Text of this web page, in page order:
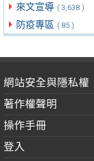
來文宣導 ( 3,638 )
防疫專區 ( 85 )
網站安全與隱私權
著作權聲明
操作手冊
登入